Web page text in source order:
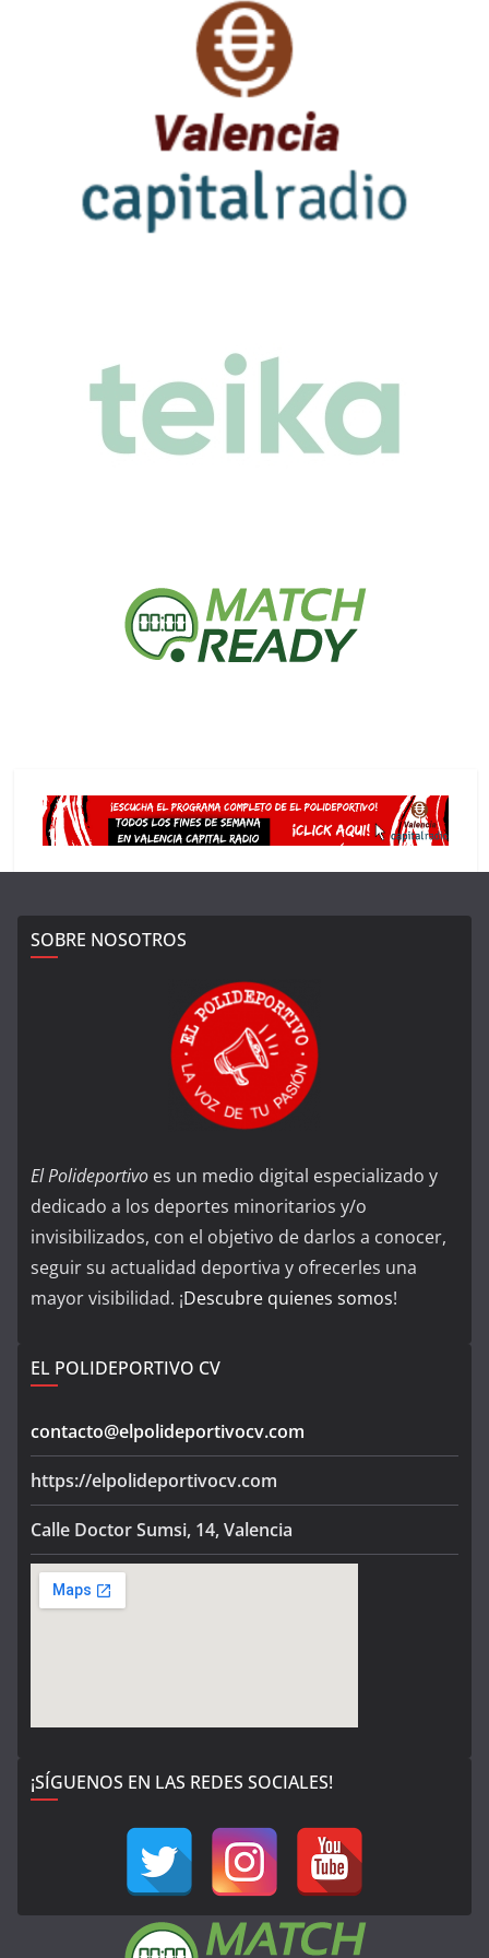
SOBRE NOSOTROS
El Polideportivo es un medio digital especializado y
dedicado a los deportes minoritarios y/o
invisibilizados, con el objetivo de darlos a conocer,
seguir su actualidad deportiva y ofrecerles una
mayor visibilidad. ¡Descubre quienes somos!
EL POLIDEPORTIVO CV
contacto@elpolideportivocv.com
https://elpolideportivocv.com
Calle Doctor Sumsi, 14, Valencia
¡SÍGUENOS EN LAS REDES SOCIALES!